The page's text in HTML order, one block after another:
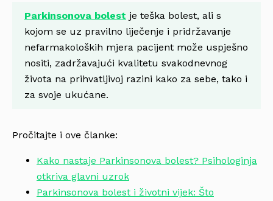
Parkinsonova bolest je teška bolest, ali s
kojom se uz pravilno liječenje i pridržavanje
nefarmakoloških mjera pacijent može uspješno
nositi, zadržavajući kvalitetu svakodnevnog
života na prihvatljivoj razini kako za sebe, tako i
za svoje ukućane.
Pročitajte i ove članke:
Kako nastaje Parkinsonova bolest? Psihologinja
otkriva glavni uzrok
Parkinsonova bolest i životni vijek: Što